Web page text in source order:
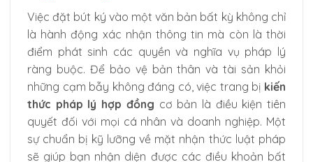
Việc đặt bút ký vào một văn bản bất kỳ không chỉ
là hành động xác nhận thông tin mà còn là thời
điểm phát sinh các quyền và nghĩa vụ pháp lý
ràng buộc. Để bảo vệ bản thân và tài sản khỏi
những cạm bẫy không đáng có, việc trang bị kiến
thức pháp lý hợp đồng cơ bản là điều kiện tiên
quyết đối với mọi cá nhân và doanh nghiệp. Một
sự chuẩn bị kỹ lưỡng về mặt nhận thức luật pháp
sẽ giúp bạn nhận diện được các điều khoản bất